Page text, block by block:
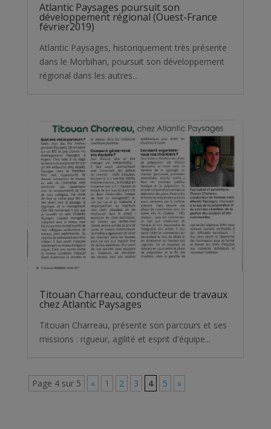
Atlantic Paysages poursuit son
développement régional (Ouest-France
février2019)
Atlantic Paysages, historiquement très présente
dans le Morbihan, poursuit son développement
régional dans les autres...
Titouan Charreau, conducteur de travaux
chez Atlantic Paysages
Titouan Charreau, présente son parcours et ses
missions : rigueur, agilité et esprit d'équipe...
Page 4 sur 5 « 1 2 3 4 5 »